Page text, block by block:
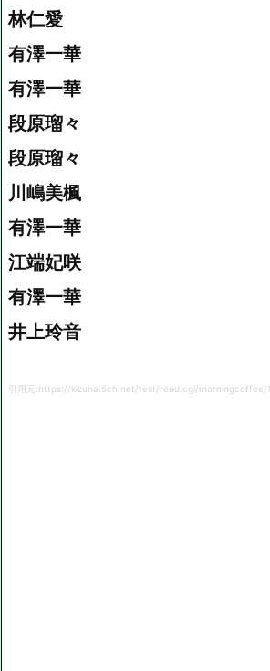
林仁愛
有澤一華
有澤一華
段原瑠々
段原瑠々
川嶋美楓
有澤一華
江端妃咲
有澤一華
井上玲音
引用元:https://kizuna.5ch.net/test/read.cgi/morningcoffee/